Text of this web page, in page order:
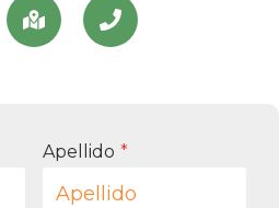
Apellido *